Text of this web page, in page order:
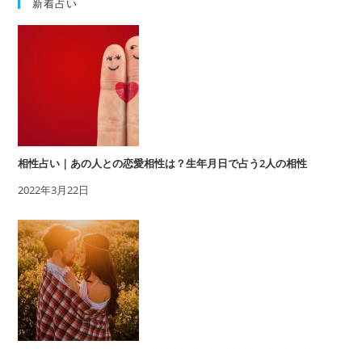
新着占い
相性占い｜あの人との恋愛相性は？生年月日で占う2人の相性
2022年3月22日